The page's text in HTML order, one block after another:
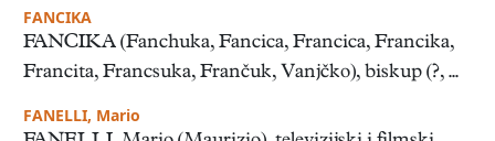
FANCIKA
FANCIKA (Fanchuka, Fancica, Francica, Francika,
Francita, Francsuka, Frančuk, Vanjčko), biskup (?, ...
FANELLI, Mario